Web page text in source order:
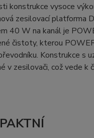
konstrukce vysoce
zesilovací
40 W na kanál je
čistoty, kterou
Konstrukce s
v zesilovači, což vede